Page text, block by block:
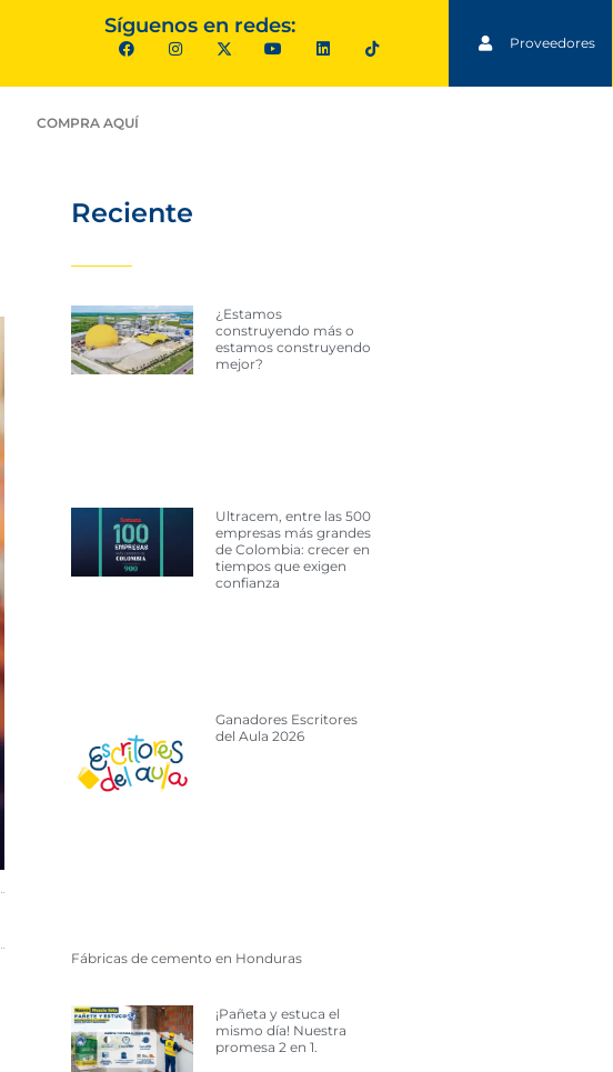
Síguenos en redes:
Proveedores
COMPRA AQUÍ
Reciente
¿Estamos
construyendo más o
estamos construyendo
mejor?
Ultracem, entre las 500
empresas más grandes
de Colombia: crecer en
tiempos que exigen
confianza
Ganadores Escritores
del Aula 2026
Fábricas de cemento en Honduras
¡Pañeta y estuca el
mismo día! Nuestra
promesa 2 en 1.